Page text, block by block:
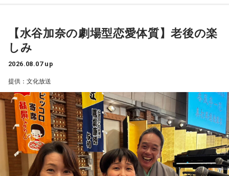
がどう感じるか、どうしたいかで選択していくと良い流れが
やってきます。
客観的に物事を考えていくことで、運気が上がっていくでし
ょう。あなただけの考えで選択していくのではなく、色々な
人たちの意見を聞いて、参考にしていくことで良い流れがや
ってきます。
【3位】水瓶座（みずがめ座）
あなたの心がワクワク、ドキドキするようなことは何です
か？ご自身の気持ちに忠実になりましょう。あなたにやって
くるインスピレーションを信じて、行動していくことで運気
が良くなりそうです。
【水谷加奈の劇場型恋愛体質】老後の楽
しみ
2026.08.07 up
提供：文化放送